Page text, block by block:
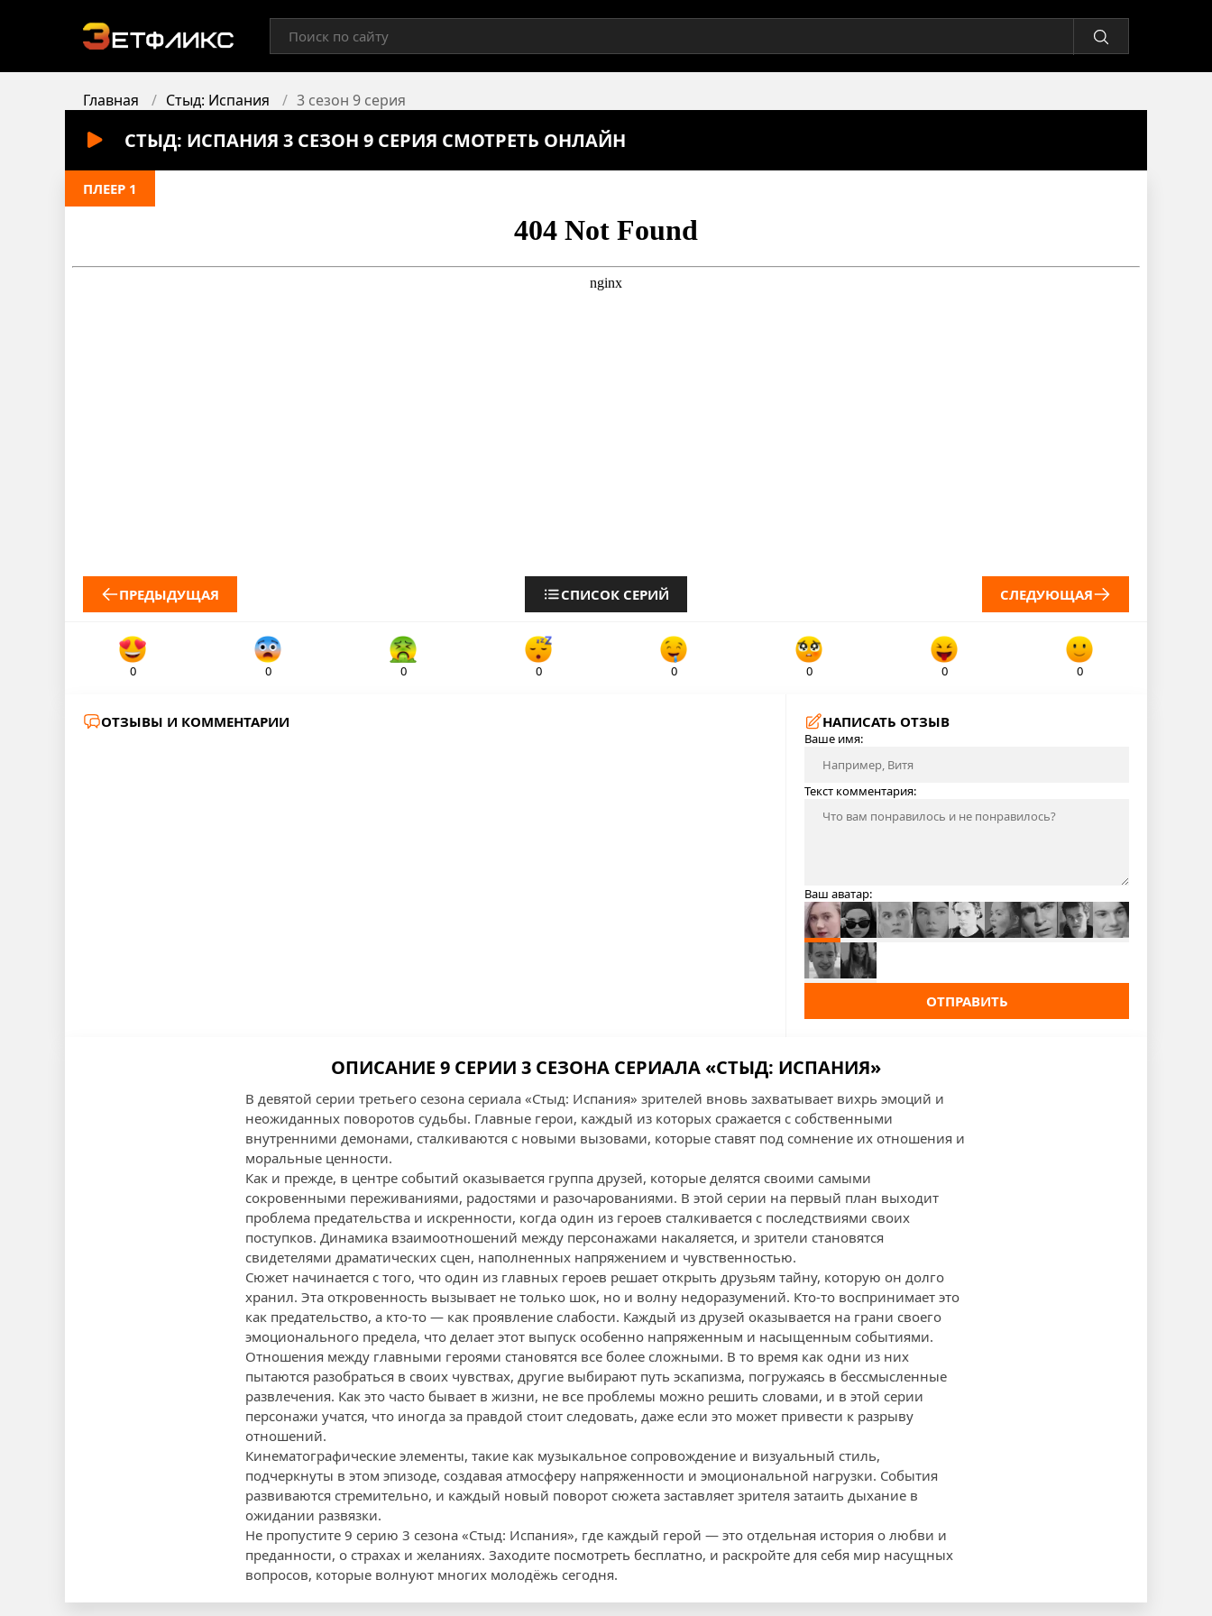
Главная Стыд: Испания 3 сезон 9 серия
СТЫД: ИСПАНИЯ 3 СЕЗОН 9 СЕРИЯ СМОТРЕТЬ ОНЛАЙН
ПЛЕЕР 1
ПРЕДЫДУЩАЯ СПИСОК СЕРИЙ СЛЕДУЮЩАЯ
0 0 0 0 0 0 0 0
ОТЗЫВЫ И КОММЕНТАРИИ НАПИСАТЬ ОТЗЫВ
Ваше имя:
Текст комментария:
Ваш аватар:
ОТПРАВИТЬ
ОПИСАНИЕ 9 СЕРИИ 3 СЕЗОНА СЕРИАЛА «СТЫД: ИСПАНИЯ»
В девятой серии третьего сезона сериала «Стыд: Испания» зрителей вновь захватывает вихрь эмоций и
неожиданных поворотов судьбы. Главные герои, каждый из которых сражается с собственными
внутренними демонами, сталкиваются с новыми вызовами, которые ставят под сомнение их отношения и
моральные ценности.
Как и прежде, в центре событий оказывается группа друзей, которые делятся своими самыми
сокровенными переживаниями, радостями и разочарованиями. В этой серии на первый план выходит
проблема предательства и искренности, когда один из героев сталкивается с последствиями своих
поступков. Динамика взаимоотношений между персонажами накаляется, и зрители становятся
свидетелями драматических сцен, наполненных напряжением и чувственностью.
Сюжет начинается с того, что один из главных героев решает открыть друзьям тайну, которую он долго
хранил. Эта откровенность вызывает не только шок, но и волну недоразумений. Кто-то воспринимает это
как предательство, а кто-то — как проявление слабости. Каждый из друзей оказывается на грани своего
эмоционального предела, что делает этот выпуск особенно напряженным и насыщенным событиями.
Отношения между главными героями становятся все более сложными. В то время как одни из них
пытаются разобраться в своих чувствах, другие выбирают путь эскапизма, погружаясь в бессмысленные
развлечения. Как это часто бывает в жизни, не все проблемы можно решить словами, и в этой серии
персонажи учатся, что иногда за правдой стоит следовать, даже если это может привести к разрыву
отношений.
Кинематографические элементы, такие как музыкальное сопровождение и визуальный стиль,
подчеркнуты в этом эпизоде, создавая атмосферу напряженности и эмоциональной нагрузки. События
развиваются стремительно, и каждый новый поворот сюжета заставляет зрителя затаить дыхание в
ожидании развязки.
Не пропустите 9 серию 3 сезона «Стыд: Испания», где каждый герой — это отдельная история о любви и
преданности, о страхах и желаниях. Заходите посмотреть бесплатно, и раскройте для себя мир насущных
вопросов, которые волнуют многих молодёжь сегодня.